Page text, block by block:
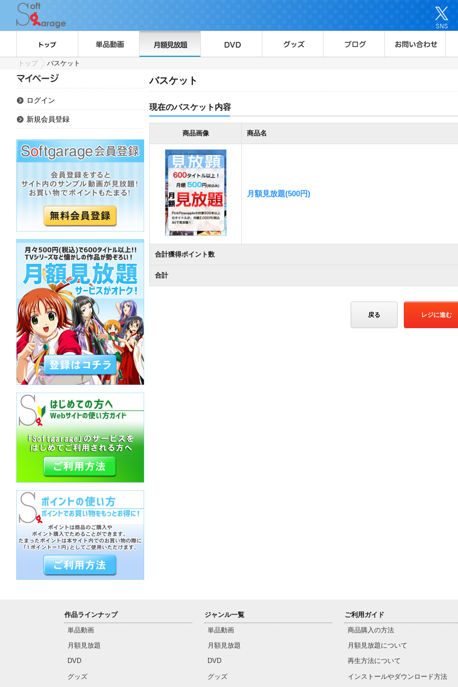
トップ バスケット
ログイン
新規会員登録
バスケット
現在のバスケット内容
商品画像 商品名
月額見放題(500円)
合計獲得ポイント数
合計
戻る レジに進む
作品ラインナップ
単品動画
月額見放題
DVD
グッズ
ジャンル一覧
単品動画
月額見放題
DVD
グッズ
ご利用ガイド
商品購入の方法
月額見放題について
再生方法について
インストールやダウンロード方法